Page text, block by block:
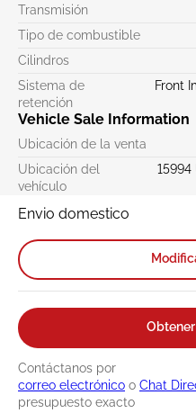
Transmisión
Tipo de combustible
Cilindros
Sistema de
retención
Front
Vehicle Sale Information
Ubicación de la venta
Ubicación del
vehículo
15994
Envio domestico
Contáctanos por
correo electrónico o Chat
presupuesto exacto